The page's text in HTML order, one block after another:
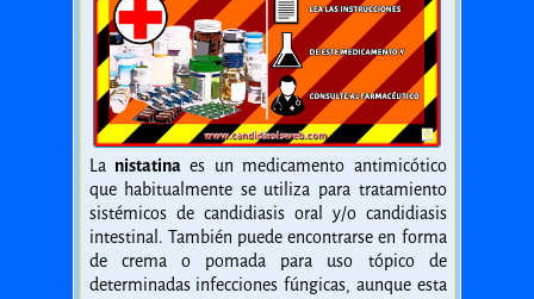
La nistatina es un medicamento antimicótico
que habitualmente se utiliza para tratamiento
sistémicos de candidiasis oral y/o candidiasis
intestinal. También puede encontrarse en forma
de crema o pomada para uso tópico de
determinadas infecciones fúngicas, aunque esta